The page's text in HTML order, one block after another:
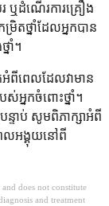
ឬដំណើរការគ្រឿង
តថ្នាំដែលអ្នកបាន
ាំ។
ពីពេលដែលវាមាន
ស់អ្នកចំពោះថ្នាំ។
ន្ទាប់ សូមពិភាក្សាអំពី
េលអង្គុយនៅពី
does not constitute
and treatment